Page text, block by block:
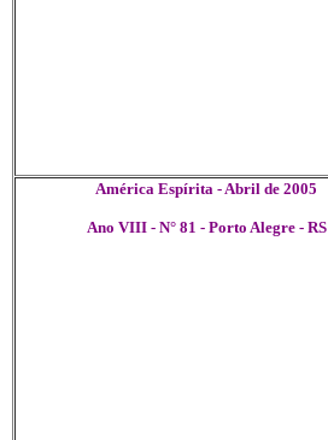
América Espírita - Abril de 2005
Ano VIII - N° 81 - Porto Alegre - RS